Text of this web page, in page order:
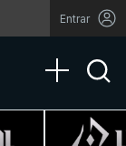
Entrar
Toggle